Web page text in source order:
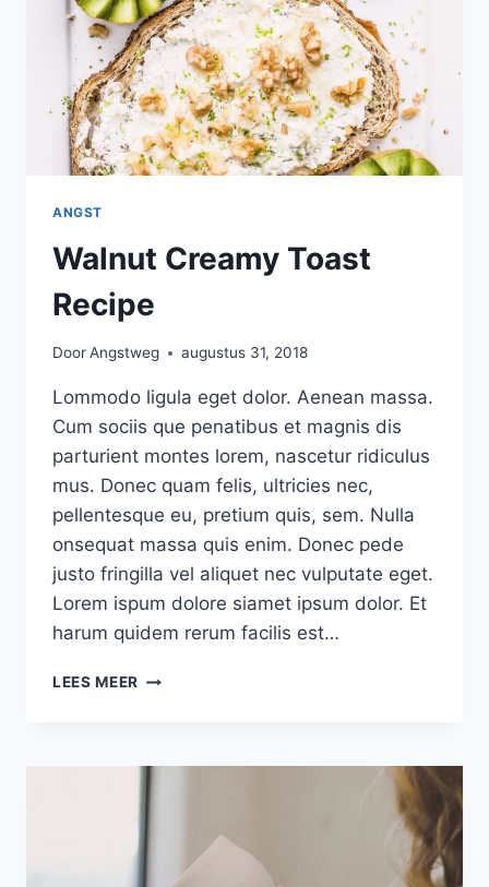
ANGST
Walnut Creamy Toast
Recipe
DoorAngstweg augustus 31, 2018
Lommodo ligula eget dolor. Aenean massa.
Cum sociis que penatibus et magnis dis
parturient montes lorem, nascetur ridiculus
mus. Donec quam felis, ultricies nec,
pellentesque eu, pretium quis, sem. Nulla
onsequat massa quis enim. Donec pede
justo fringilla vel aliquet nec vulputate eget.
Lorem ispum dolore siamet ipsum dolor. Et
harum quidem rerum facilis est…
LEES MEER WALNUT